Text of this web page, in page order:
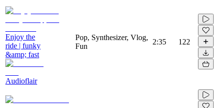
Enjoy the
ride | funky
&amp; fast
Audioflair
Pop, Synthesizer, Vlog,
Fun
2:35 122